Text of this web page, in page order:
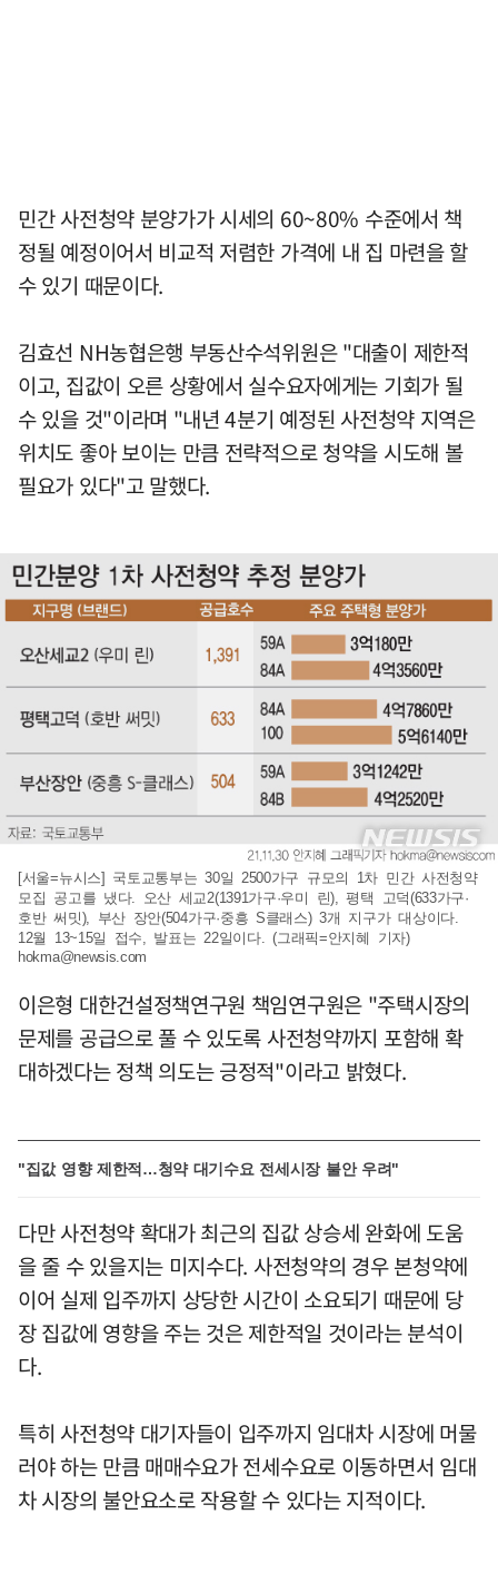
민간 사전청약 분양가가 시세의 60~80% 수준에서 책
정될 예정이어서 비교적 저렴한 가격에 내 집 마련을 할
수 있기 때문이다.
김효선 NH농협은행 부동산수석위원은 "대출이 제한적
이고, 집값이 오른 상황에서 실수요자에게는 기회가 될
수 있을 것"이라며 "내년 4분기 예정된 사전청약 지역은
위치도 좋아 보이는 만큼 전략적으로 청약을 시도해 볼
필요가 있다"고 말했다.
[서울=뉴시스] 국토교통부는 30일 2500가구 규모의 1차 민간 사전청약
모집 공고를 냈다. 오산 세교2(1391가구·우미 린), 평택 고덕(633가구·
호반 써밋), 부산 장안(504가구·중흥 S클래스) 3개 지구가 대상이다.
12월 13~15일 접수, 발표는 22일이다. (그래픽=안지혜 기자)
hokma@newsis.com
이은형 대한건설정책연구원 책임연구원은 "주택시장의
문제를 공급으로 풀 수 있도록 사전청약까지 포함해 확
대하겠다는 정책 의도는 긍정적"이라고 밝혔다.
"집값 영향 제한적…청약 대기수요 전세시장 불안 우려"
다만 사전청약 확대가 최근의 집값 상승세 완화에 도움
을 줄 수 있을지는 미지수다. 사전청약의 경우 본청약에
이어 실제 입주까지 상당한 시간이 소요되기 때문에 당
장 집값에 영향을 주는 것은 제한적일 것이라는 분석이
다.
특히 사전청약 대기자들이 입주까지 임대차 시장에 머물
러야 하는 만큼 매매수요가 전세수요로 이동하면서 임대
차 시장의 불안요소로 작용할 수 있다는 지적이다.